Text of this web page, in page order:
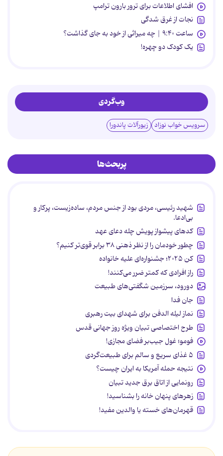
افشای اطلاعات برای ترور بارون ترامپ
نجات از غرق شدگی
ساعت ۹:۴۰ | چه میراثی از خود به جای گذاشت؟
یک کودک دو چهره!
وب‌گردی
سرویس خواب نوزاد زیورآلات پاندورا
پربحث‌ها
شهید رئیسی، مردی بود از جنس مردم، ساده‌زیست، پرکار و
بی‌ادعا.
کدهای پیشواز پویش چله دعای عهد
چطور خودمان را از نظر ذهنی ۳۸ برابر قوی‌تر کنیم؟
کن ۲۰۲۵؛ جشنواره‌ای علیه خانواده
راز افرادی که کمتر ضرر می‌کنند!
دورود، سرزمین شگفتی‌های طبیعت
جان فدا
نماز لیله الدفن برای شهدای بیت رهبری
طرح اختصاصی تبیان ویژه روز جهانی قدس
فومو؛ غول جیب‌بر فضای مجازی!
۵ غذای سریع و سالم برای طبیعت‌گردی
نتیجه حمله آمریکا به ایران چیست؟
رونمایی از اتاق برق جدید تبیان
زهرهای پنهان خانه را بشناسید!
قهرمان‌های خسته یا والدین مفید!